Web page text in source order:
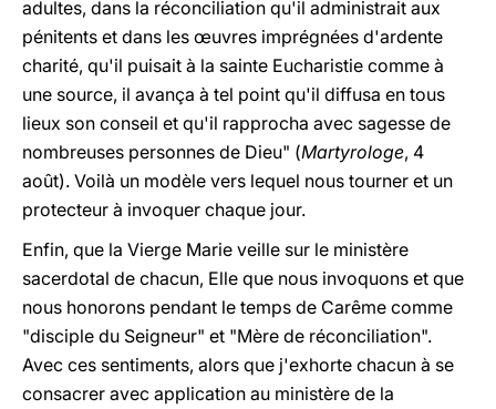
adultes, dans la réconciliation qu'il administrait aux
pénitents et dans les œuvres imprégnées d'ardente
charité, qu'il puisait à la sainte Eucharistie comme à
une source, il avança à tel point qu'il diffusa en tous
lieux son conseil et qu'il rapprocha avec sagesse de
nombreuses personnes de Dieu" (Martyrologe, 4
août). Voilà un modèle vers lequel nous tourner et un
protecteur à invoquer chaque jour.
Enfin, que la Vierge Marie veille sur le ministère
sacerdotal de chacun, Elle que nous invoquons et que
nous honorons pendant le temps de Carême comme
"disciple du Seigneur" et "Mère de réconciliation".
Avec ces sentiments, alors que j'exhorte chacun à se
consacrer avec application au ministère de la